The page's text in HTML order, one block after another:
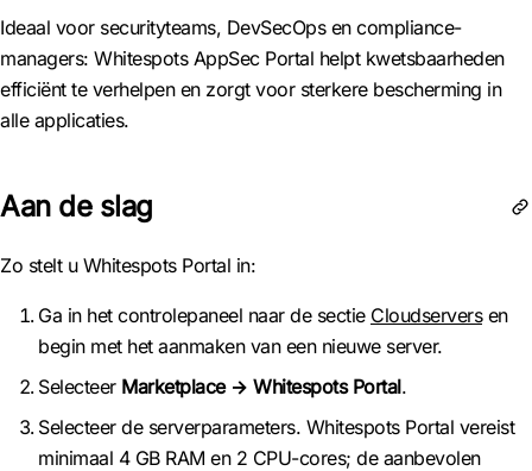
Ideaal voor securityteams, DevSecOps en compliance-
managers: Whitespots AppSec Portal helpt kwetsbaarheden
efficiënt te verhelpen en zorgt voor sterkere bescherming in
alle applicaties.
Aan de slag
Zo stelt u Whitespots Portal in:
Ga in het controlepaneel naar de sectie Cloudserversen
begin met het aanmaken van een nieuwe server.
Selecteer Marketplace → Whitespots Portal.
Selecteer de serverparameters. Whitespots Portal vereist
minimaal 4 GB RAM en 2 CPU-cores; de aanbevolen